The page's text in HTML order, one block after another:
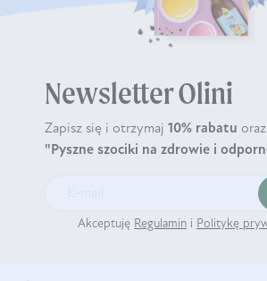
Newsletter Olini
Zapisz się i otrzymaj 10% rabatu
"Pyszne szociki na zdrowie i
Akceptuję Regulamin i Politykę